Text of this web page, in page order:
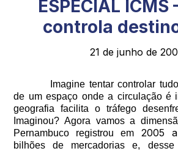
ESPECIAL ICMS
controla
21 de junho de
Imagine tentar controlar
de um espaço onde a circulação é
geografia facilita o tráfego
Imaginou? Agora vamos a
Pernambuco registrou em 2005 a
bilhões de mercadorias e,